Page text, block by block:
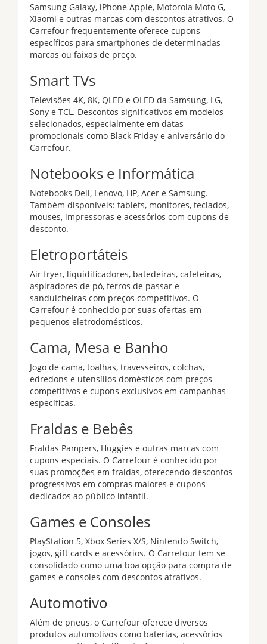
Samsung Galaxy, iPhone Apple, Motorola Moto G,
Xiaomi e outras marcas com descontos atrativos. O
Carrefour frequentemente oferece cupons
específicos para smartphones de determinadas
marcas ou faixas de preço.
Smart TVs
Televisões 4K, 8K, QLED e OLED da Samsung, LG,
Sony e TCL. Descontos significativos em modelos
selecionados, especialmente em datas
promocionais como Black Friday e aniversário do
Carrefour.
Notebooks e Informática
Notebooks Dell, Lenovo, HP, Acer e Samsung.
Também disponíveis: tablets, monitores, teclados,
mouses, impressoras e acessórios com cupons de
desconto.
Eletroportáteis
Air fryer, liquidificadores, batedeiras, cafeteiras,
aspiradores de pó, ferros de passar e
sanduicheiras com preços competitivos. O
Carrefour é conhecido por suas ofertas em
pequenos eletrodomésticos.
Cama, Mesa e Banho
Jogo de cama, toalhas, travesseiros, colchas,
edredons e utensílios domésticos com preços
competitivos e cupons exclusivos em campanhas
específicas.
Fraldas e Bebês
Fraldas Pampers, Huggies e outras marcas com
cupons especiais. O Carrefour é conhecido por
suas promoções em fraldas, oferecendo descontos
progressivos em compras maiores e cupons
dedicados ao público infantil.
Games e Consoles
PlayStation 5, Xbox Series X/S, Nintendo Switch,
jogos, gift cards e acessórios. O Carrefour tem se
consolidado como uma boa opção para compra de
games e consoles com descontos atrativos.
Automotivo
Além de pneus, o Carrefour oferece diversos
produtos automotivos como baterias, acessórios